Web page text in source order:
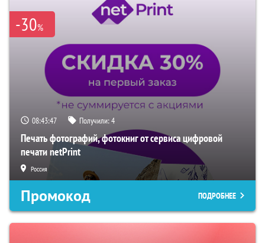
-30%
08:43:46 Получили:4
Печать фотографий, фотокниг от сервиса цифровой
печати netPrint
Россия
Промокод ПОДРОБНЕЕ